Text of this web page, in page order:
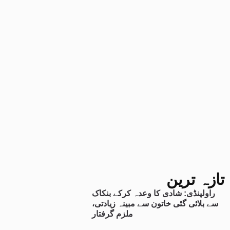
تازہ ترین
راولپنڈی: شادی کا وعدہ کرکے بنکاک
سے بلائی گئی خاتون سے مبینہ زیادتی،
ملزم گرفتار